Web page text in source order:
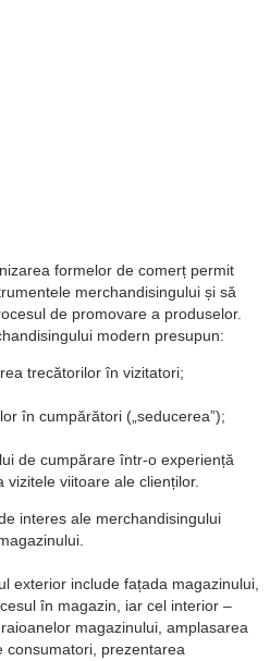
formelor de comerț permit
merchandisingului și să
de promovare a produselor.
modern presupun:
trecătorilor în vizitatori;
în cumpărători („seducerea”);
de cumpărare într-o experiență
vizitele viitoare ale clienților.
interes ale merchandisingului
exterior include fațada magazinului,
în magazin, iar cel interior –
magazinului, amplasarea
consumatori, prezentarea